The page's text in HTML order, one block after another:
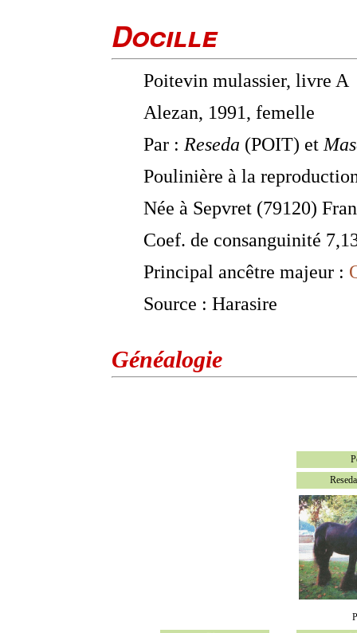
Docille
Poitevin mulassier, livre A
Alezan, 1991, femelle
Par : Reseda (POIT) et
Poulinière à la
Née à Sepvret (79120)
Coef. de consanguinité
Principal ancêtre majeur :
Source : Harasire
Généalogie